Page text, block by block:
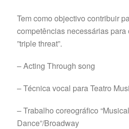
Tem como objectivo contribuir
competências necessárias para
”triple threat”.
– Acting Through song
– Técnica vocal para Teatro
– Trabalho coreográfico
Dance”/Broadway